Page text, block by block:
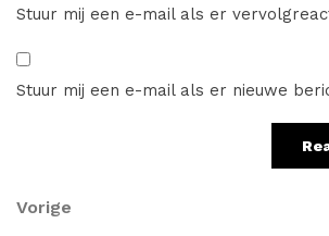
Stuur mij een e-mail als er
Stuur mij een e-mail als er nieuwe
Berichtnavigatie
Vorig
Vorige